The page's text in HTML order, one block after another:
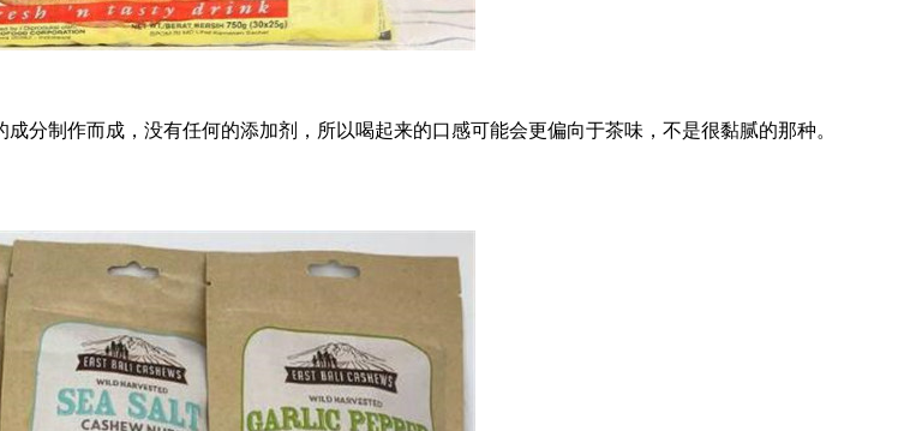
制作而成，没有任何的添加剂，所以喝起来的口感可能会更偏向于茶味，不是很黏腻的那种。